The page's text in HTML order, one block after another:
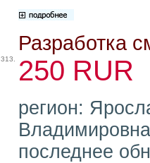
313.
Разработка
250 RUR
регион:
последнее